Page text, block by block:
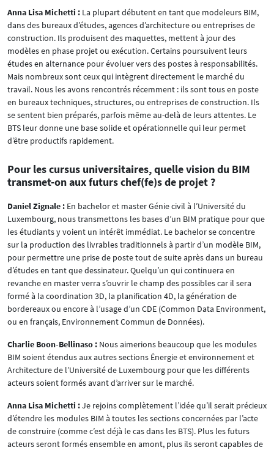
Anna Lisa Michetti : La plupart débutent en tant que modeleurs BIM,
dans des bureaux d’études, agences d’architecture ou entreprises de
construction. Ils produisent des maquettes, mettent à jour des
modèles en phase projet ou exécution. Certains poursuivent leurs
études en alternance pour évoluer vers des postes à responsabilités.
Mais nombreux sont ceux qui intègrent directement le marché du
travail. Nous les avons rencontrés récemment : ils sont tous en poste
en bureaux techniques, structures, ou entreprises de construction. Ils
se sentent bien préparés, parfois même au-delà de leurs attentes. Le
BTS leur donne une base solide et opérationnelle qui leur permet
d’être productifs rapidement.
Pour les cursus universitaires, quelle vision du BIM
transmet-on aux futurs chef(fe)s de projet ?
Daniel Zignale : En bachelor et master Génie civil à l’Université du
Luxembourg, nous transmettons les bases d’un BIM pratique pour que
les étudiants y voient un intérêt immédiat. Le bachelor se concentre
sur la production des livrables traditionnels à partir d’un modèle BIM,
pour permettre une prise de poste tout de suite après dans un bureau
d’études en tant que dessinateur. Quelqu’un qui continuera en
revanche en master verra s’ouvrir le champ des possibles car il sera
formé à la coordination 3D, la planification 4D, la génération de
bordereaux ou encore à l’usage d’un CDE (Common Data Environment,
ou en français, Environnement Commun de Données).
Charlie Boon-Bellinaso : Nous aimerions beaucoup que les modules
BIM soient étendus aux autres sections Énergie et environnement et
Architecture de l’Université de Luxembourg pour que les différents
acteurs soient formés avant d’arriver sur le marché.
Anna Lisa Michetti :Je rejoins complètement l’idée qu’il serait précieux
d’étendre les modules BIM à toutes les sections concernées par l’acte
de construire (comme c’est déjà le cas dans les BTS). Plus les futurs
acteurs seront formés ensemble en amont, plus ils seront capables de